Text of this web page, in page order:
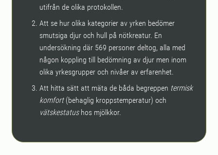
utifrån de olika protokollen.
Att se hur olika kategorier av yrken bedömer
smutsiga djur och hull på nötkreatur. En
undersökning där 569 personer deltog, alla med
någon koppling till bedömning av djur men inom
olika yrkesgrupper och nivåer av erfarenhet.
Att hitta sätt att mäta de båda begreppen termisk
komfort(behaglig kroppstemperatur) och
vätskestatushos mjölkkor.